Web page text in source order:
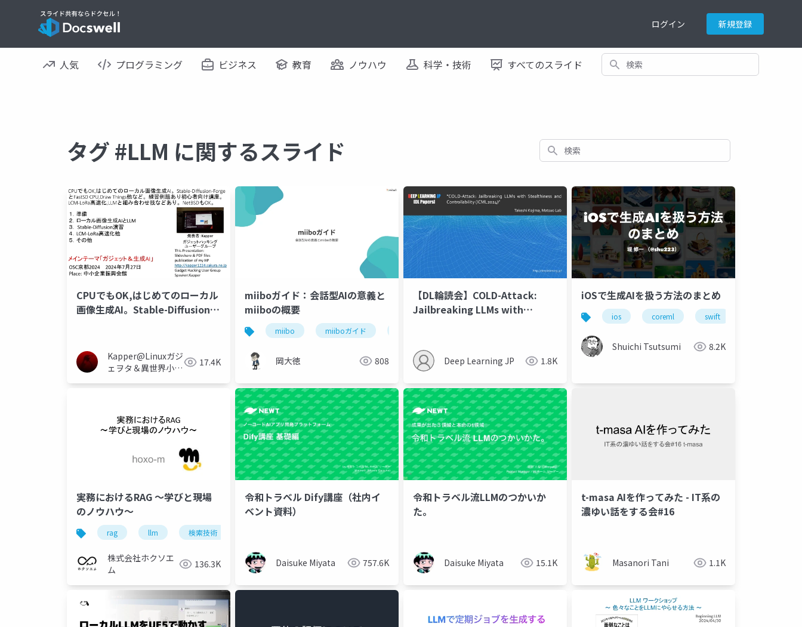
ログイン 新規登録
人気 プログラミング ビジネス 教育 ノウハウ 科学・技術 すべてのスライド 検索
タグ #LLM に関するスライド 検索
CPUでもOK,はじめてのローカル
画像生成AI。Stable-Diffusion-
心者向け講座。LCM-LoRa高速
化,LLMと組み合わせ技などあ
り。NetBSDもOK。
Kapper@Linuxガジ
ェヲタ＆異世界小説
17.4K
miiboガイド：会話型AIの意義と
miiboの概要
miibo miiboガイド
岡大徳 808
【DL輪読会】COLD-Attack:
Jailbreaking LLMs with
Deep Learning JP 1.8K
iOSで生成AIを扱う方法のまとめ
ios coreml swift
Shuichi Tsutsumi 8.2K
実務におけるRAG 〜学びと現場
のノウハウ〜
rag llm 検索技術
株式会社ホクソエ
ム
136.3K
令和トラベル Dify講座（社内イ
ベント資料）
Daisuke Miyata 757.6K
令和トラベル流LLMのつかいか
た。
Daisuke Miyata 15.1K
t-masa AIを作ってみた - IT系の
濃ゆい話をする会#16
Masanori Tani 1.1K